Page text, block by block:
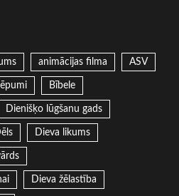
animācijas filma ASV
Bībele
Dienišķo lūgšanu gads
Dieva likums
Dieva žēlastība